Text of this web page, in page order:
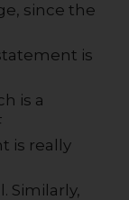
since the
is
is a
is really
Similarly,